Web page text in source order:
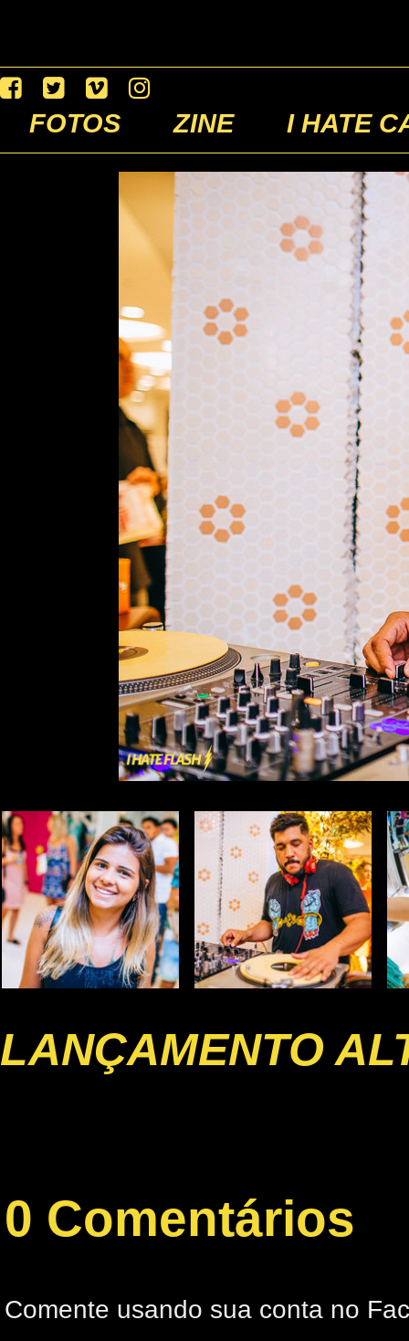
FOTOS ZINE I HATE
LANÇAMENTO
0 Comentários
Comente usando sua conta no